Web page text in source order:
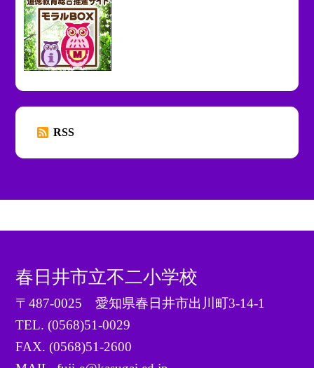
RSS
春日井市立不二小学校
〒487-0025 愛知県春日井市出川町3-14-1
TEL.(0568)51-0029
FAX. (0568)51-2600